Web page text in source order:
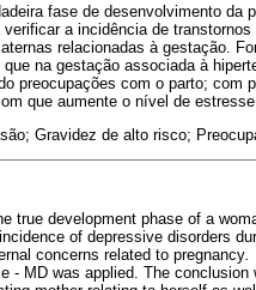
fase de desenvolvimento da
a incidência de
relacionadas à gestação.
que na gestação associada à
preocupações com o parto;
que aumente o nível de
Gravidez de alto risco;
true development phase of a
of depressive disorders
concerns related to pregnancy.
- MD was applied. The